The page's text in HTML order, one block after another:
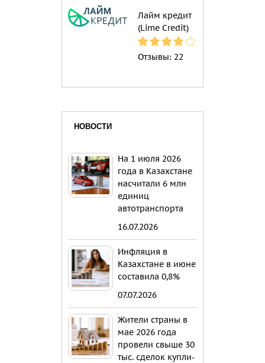
Лайм кредит
(Lime Credit)
Отзывы: 22
НОВОСТИ
На 1 июля 2026
года в Казахстане
насчитали 6 млн
единиц
автотранспорта
16.07.2026
Инфляция в
Казахстане в июне
составила 0,8%
07.07.2026
Жители страны в
мае 2026 года
провели свыше 30
тыс. сделок купли-